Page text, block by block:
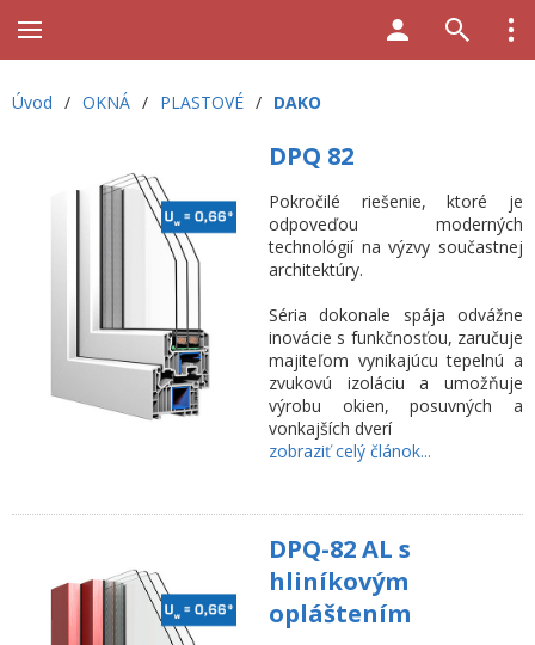
Úvod / OKNÁ / PLASTOVÉ / DAKO
DPQ 82
Pokročilé riešenie, ktoré je
odpoveďou moderných
technológií na výzvy součastnej
architektúry.
Séria dokonale spája odvážne
inovácie s funkčnosťou, zaručuje
majiteľom vynikajúcu tepelnú a
zvukovú izoláciu a umožňuje
výrobu okien, posuvných a
vonkajších dverí
zobraziť celý článok...
DPQ-82 AL s
hliníkovým
opláštením